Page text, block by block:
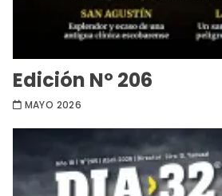
Edición Nº 206
MAYO 2026